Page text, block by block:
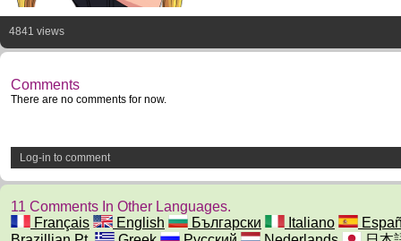
4841 views
Comments
There are no comments for now.
Log-in to comment
11 Comments In Other Languages.
Français
English Български Italiano